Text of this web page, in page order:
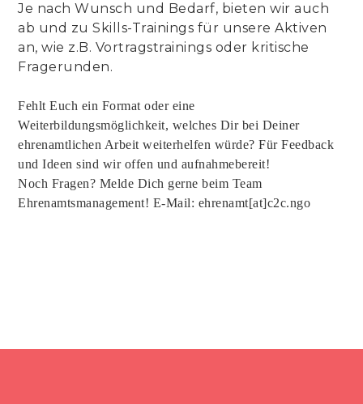
Je nach Wunsch und Bedarf, bieten wir auch
ab und zu Skills-Trainings für unsere Aktiven
an, wie z.B. Vortragstrainings oder kritische
Fragerunden.
Fehlt Euch ein Format oder eine
Weiterbildungsmöglichkeit, welches Dir bei Deiner
ehrenamtlichen Arbeit weiterhelfen würde? Für Feedback
und Ideen sind wir offen und aufnahmebereit!
Noch Fragen? Melde Dich gerne beim Team
Ehrenamtsmanagement! E-Mail: ehrenamt[at]c2c.ngo